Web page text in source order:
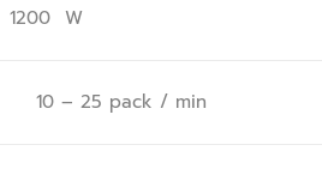
W
– 25 pack / min